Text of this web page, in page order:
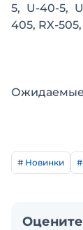
5, U-40-5,
405, RX-
Ожидаемые
# Новинки